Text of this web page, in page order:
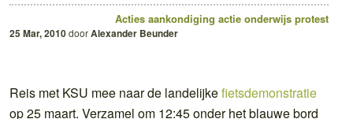
Acties aankondiging actie onderwijs protest
25 Mar, 2010doorAlexander Beunder
Reis met KSU mee naar de landelijkefietsdemonstratie
op 25 maart. Verzamel om 12:45 onder het blauwe bord